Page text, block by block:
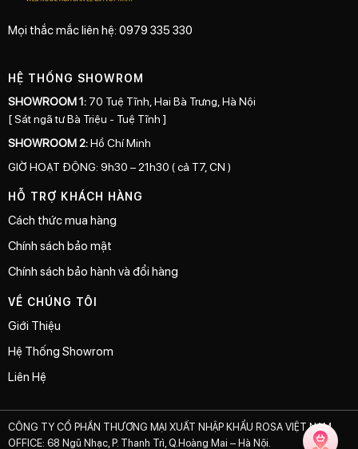
Mọi thắc mắc liên hệ: 0979 335 330
HỆ THỐNG SHOWROM
SHOWROOM 1: 70 Tuệ Tĩnh, Hai Bà Trưng, Hà Nội
[ Sát ngã tư Bà Triệu - Tuệ Tĩnh ]
SHOWROOM 2:Hồ Chí Minh
GIỜ HOẠT ĐỘNG: 9h30 – 21h30 ( cả T7, CN )
HỖ TRỢ KHÁCH HÀNG
Cách thức mua hàng
Chính sách bảo mật
Chính sách bảo hành và đổi hàng
VỀ CHÚNG TÔI
Giới Thiệu
Hệ Thống Showrom
Liên Hệ
CÔNG TY CỔ PHẦN THƯƠNG MẠI XUẤT NHẬP KHẨU ROSA VIỆT NAM
OFFICE: 68 Ngũ Nhạc, P. Thanh Trì, Q.Hoàng Mai – Hà Nội.